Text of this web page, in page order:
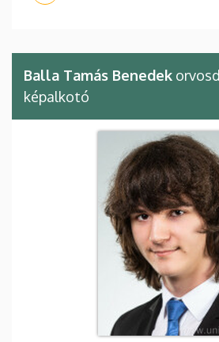
Balla Tamás Benedek
képalkotó